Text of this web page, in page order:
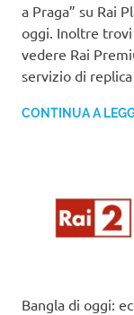
a Praga” su Rai
oggi. Inoltre
vedere Rai
servizio di
CONTINUA A
Bangla di oggi: